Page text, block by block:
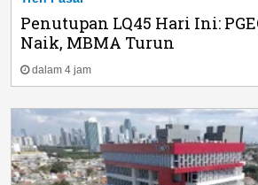
Penutupan LQ45 Hari Ini:
Naik, MBMA Turun
dalam 4 jam